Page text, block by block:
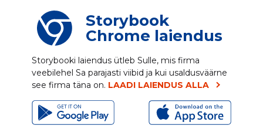
Storybook
Chrome laiendus
Storybooki laiendus ütleb Sulle, mis firma
veebilehel Sa parajasti viibid ja kui usaldusväärne
see firma täna on. LAADI LAIENDUS ALLA